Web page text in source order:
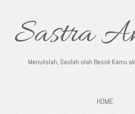
Sastra
Menulislah, Seolah-olah Besok Kamu
HOME